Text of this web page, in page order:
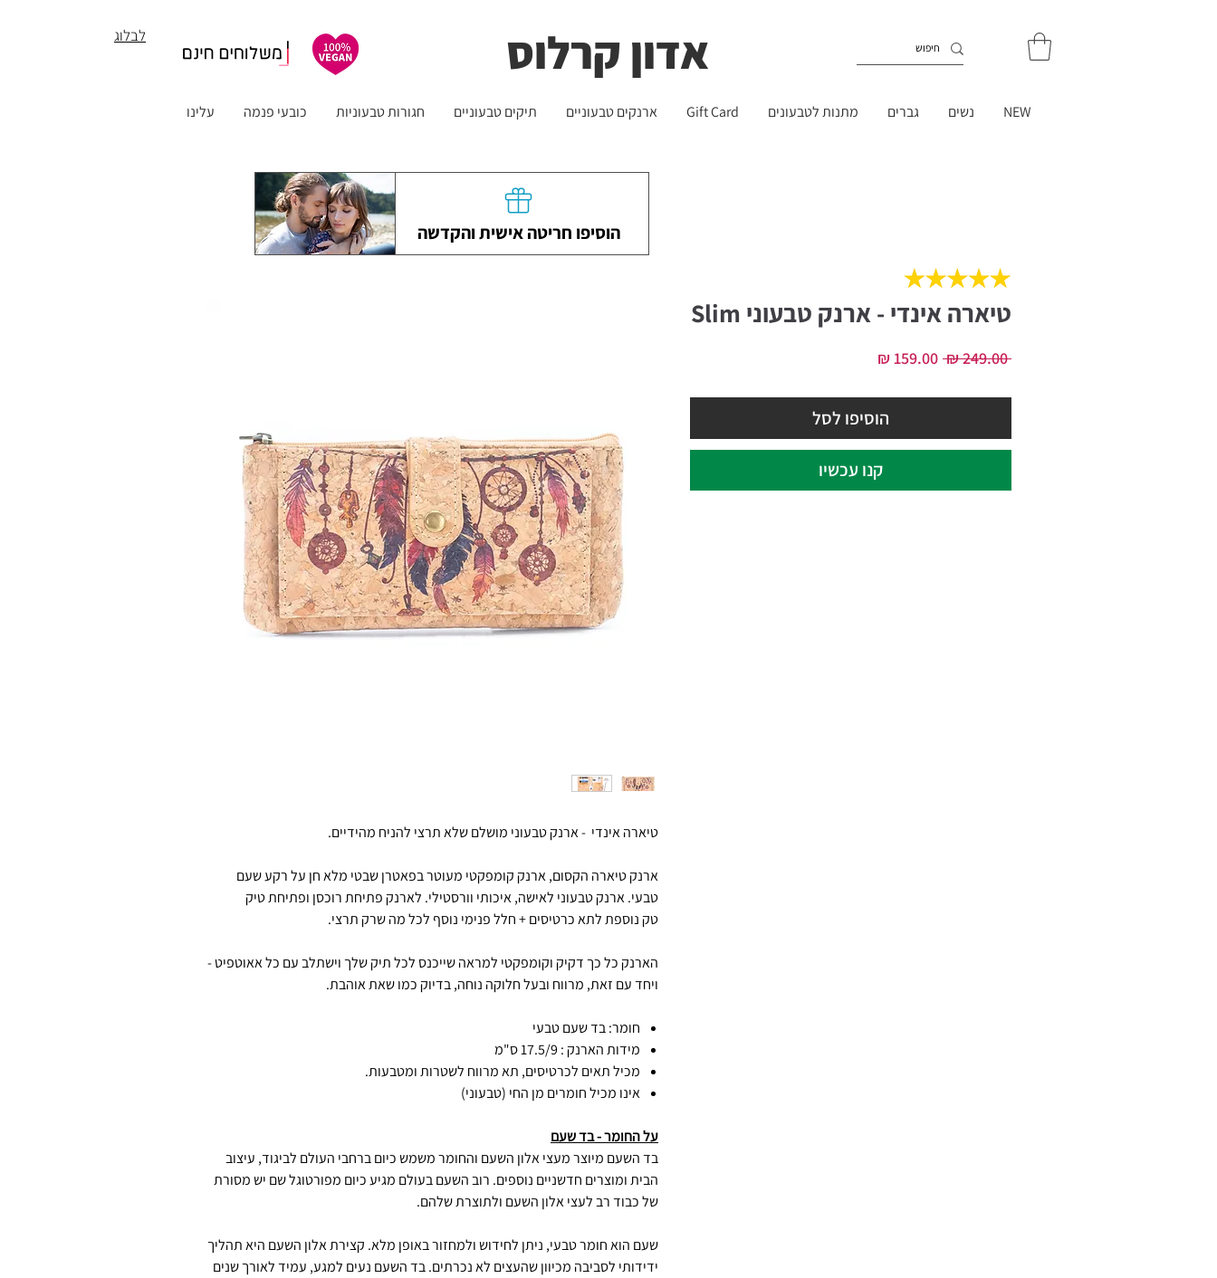
לבלוג אדון קרלוס
NEW נשים גברים מתנות לטבעונים Gift Card ארנקים טבעוניים תיקים טבעוניים חגורות טבעוניות כובעי פנמה עלינו
הוסיפו חריטה אישית והקדשה
טיארה אינדי - ארנק טבעוני מושלם שלא תרצי להניח מהידיים.
ארנק טיארה הקסום, ארנק קומפקטי מעוטר בפאטרן שבטי מלא חן על רקע שעם
טבעי. ארנק טבעוני לאישה, איכותי וורסטילי. לארנק פתיחת רוכסן ופתיחת טיק
טק נוספת לתא כרטיסים + חלל פנימי נוסף לכל מה שרק תרצי.
הארנק כל כך דקיק וקומפקטי למראה שייכנס לכל תיק שלך וישתלב עם כל אאוטפיט -
ויחד עם זאת, מרווח ובעל חלוקה נוחה, בדיוק כמו שאת אוהבת.
חומר: בד שעם טבעי
מידות הארנק : 17.5/9 ס"מ
מכיל תאים לכרטיסים, תא מרווח לשטרות ומטבעות.
אינו מכיל חומרים מן החי (טבעוני)
על החומר - בד שעם
בד השעם מיוצר מעצי אלון השעם והחומר משמש כיום ברחבי העולם לביגוד, עיצוב
הבית ומוצרים חדשניים נוספים. רוב השעם בעולם מגיע כיום מפורטוגל שם יש מסורת
של כבוד רב לעצי אלון השעם ולתוצרת שלהם.
שעם הוא חומר טבעי, ניתן לחידוש ולמחזור באופן מלא. קצירת אלון השעם היא תהליך
ידידותי לסביבה מכיוון שהעצים לא נכרתים. בד השעם נעים למגע, עמיד לאורך שנים
טיארה אינדי - ארנק טבעוני Slim
‏249.00 ‏₪
מחיר
הוסיפו לסל
קנו עכשיו